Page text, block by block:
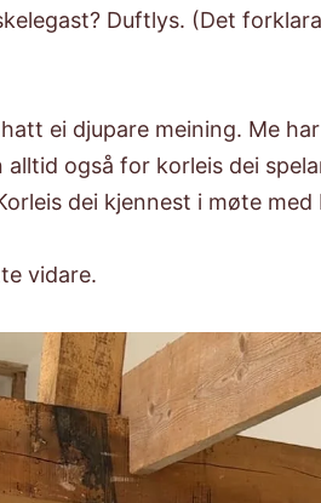
Duftlys. (Det
ei djupare meining. Me
også for korleis dei
dei kjennest i møte
vidare.